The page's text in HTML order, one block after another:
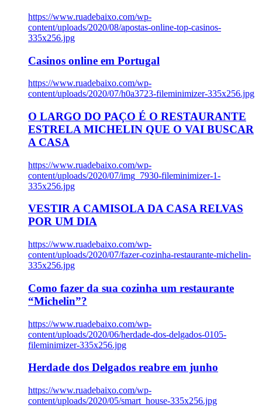
https://www.ruadebaixo.com/wp-
content/uploads/2020/08/apostas-online-top-casinos-
335x256.jpg
Casinos online em Portugal
https://www.ruadebaixo.com/wp-
content/uploads/2020/07/h0a3723-fileminimizer-335x256.jpg
O LARGO DO PAÇO É O RESTAURANTE
ESTRELA MICHELIN QUE O VAI BUSCAR
A CASA
https://www.ruadebaixo.com/wp-
content/uploads/2020/07/img_7930-fileminimizer-1-
335x256.jpg
VESTIR A CAMISOLA DA CASA RELVAS
POR UM DIA
https://www.ruadebaixo.com/wp-
content/uploads/2020/07/fazer-cozinha-restaurante-michelin-
335x256.jpg
Como fazer da sua cozinha um restaurante
“Michelin”?
https://www.ruadebaixo.com/wp-
content/uploads/2020/06/herdade-dos-delgados-0105-
fileminimizer-335x256.jpg
Herdade dos Delgados reabre em junho
https://www.ruadebaixo.com/wp-
content/uploads/2020/05/smart_house-335x256.jpg